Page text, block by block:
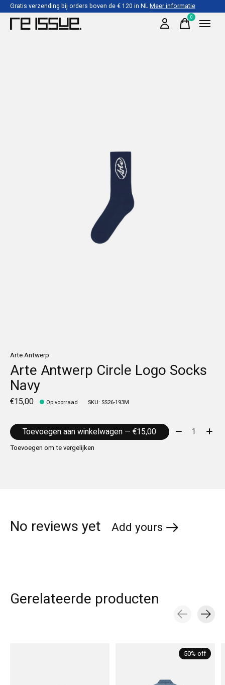
Gratis verzending bij orders boven de € 120 in NLMeer informatie
0items
Arte Antwerp
Arte Antwerp Circle Logo Socks
Navy
€15,00 Op voorraad SKU: SS26-193M
Toevoegen aan winkelwagen — €15,00 Aantal:
Toevoegen om te vergelijken
No reviews yet Add yours
Gerelateerde producten
50% off